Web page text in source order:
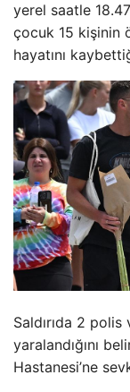
yerel saatle
çocuk 15 kişinin
hayatını
Saldırıda 2
yaralandığını
Hastanesi’ne